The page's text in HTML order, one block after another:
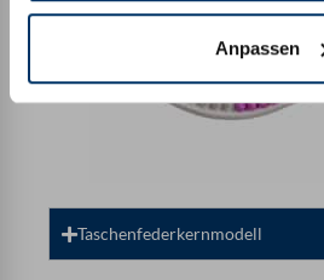
Anpassen
Taschenfederkernmodell